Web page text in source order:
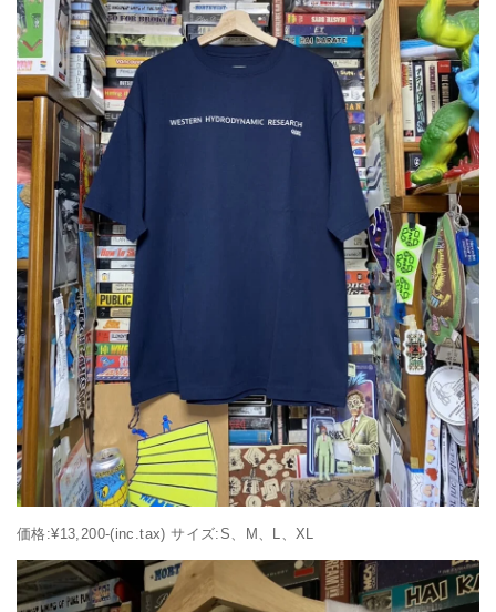
価格:¥13,200-(inc.tax) サイズ:S、M、L、XL